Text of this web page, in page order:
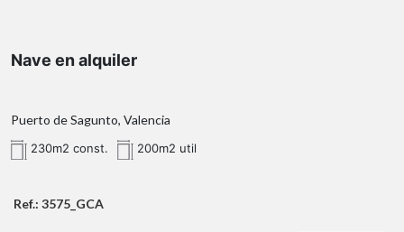
200 m² útiles
Fácil acceso para vehículos industriales
Nave en alquiler
Puerto de Sagunto, Valencia
230m2 const. 200m2 util
Ref.: 3575_GCA